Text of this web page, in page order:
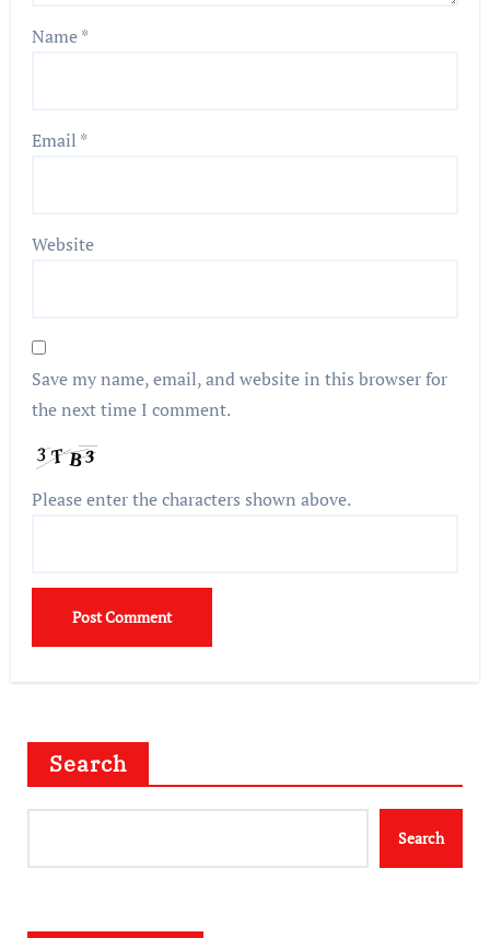
Name*
Email *
Website
Save my name, email, and website in this browser for
the next time I comment.
Please enter the characters shown above.
Search
Search